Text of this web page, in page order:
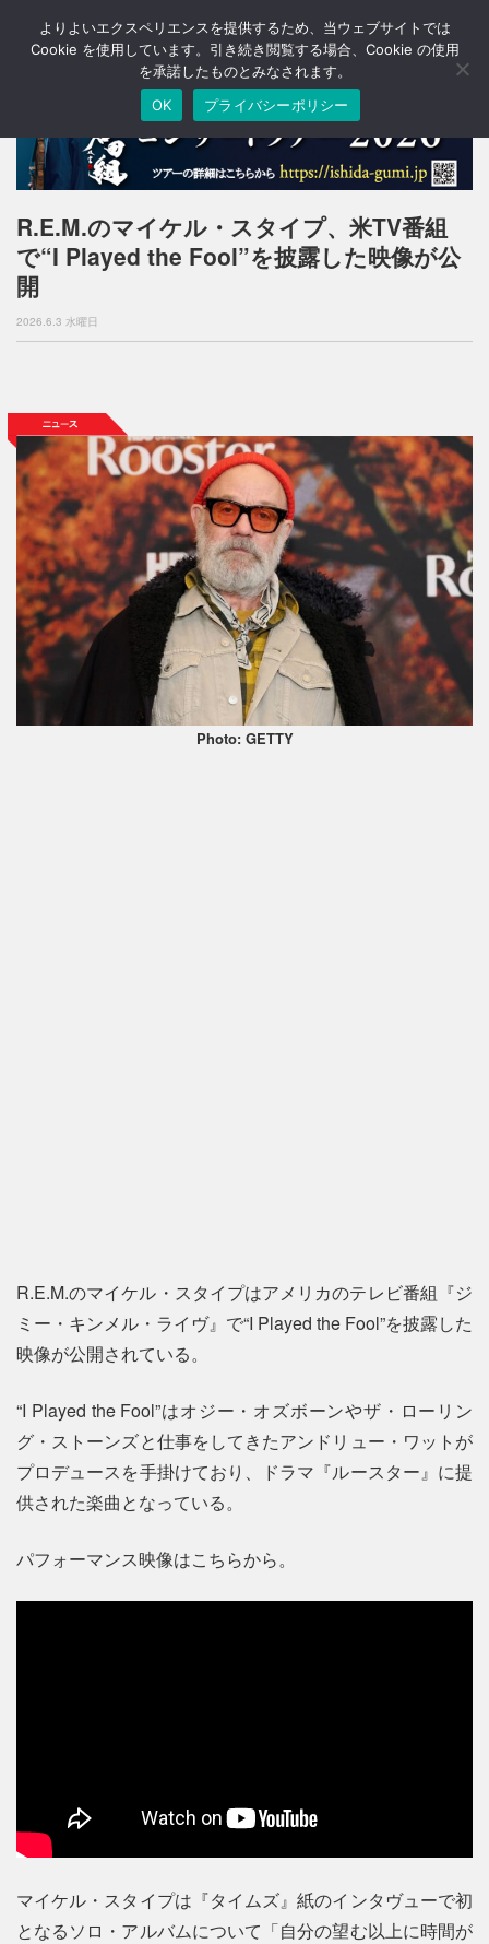
T
o
a
v
g
a
n
R.E.M.のマイケル・スタイプ、米TV番組
で“I Played the Fool”を披露した映像が公
開
2026.6.3 水曜日
Photo: GETTY
R.E.M.のマイケル・スタイプはアメリカのテレビ番組『ジ
ミー・キンメル・ライヴ』で“I Played the Fool”を披露した
映像が公開されている。
“I Played the Fool”はオジー・オズボーンやザ・ローリン
グ・ストーンズと仕事をしてきたアンドリュー・ワットが
プロデュースを手掛けており、ドラマ『ルースター』に提
供された楽曲となっている。
パフォーマンス映像はこちらから。
マイケル・スタイプは『タイムズ』紙のインタヴューで初
となるソロ・アルバムについて「自分の望む以上に時間が
よりよいエクスペリエンスを提供するため、当ウェブサイトでは
Cookie を使用しています。引き続き閲覧する場合、Cookie の使用
を承諾したものとみなされます。
OK
プライバシーポリシー